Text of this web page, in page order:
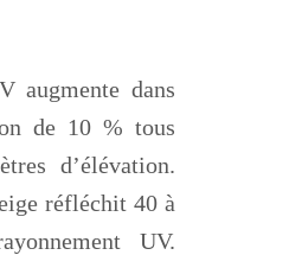
augmente dans
de 10 % tous
d’élévation.
réfléchit 40 à
UV.